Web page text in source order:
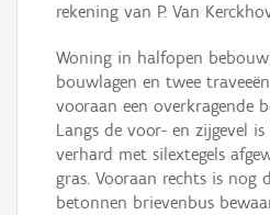
rekening van P. Van
Woning in halfopen
bouwlagen en twee
vooraan een overkragende
Langs de voor- en zijgevel is
verhard met silextegels
gras. Vooraan rechts is nog
betonnen brievenbus